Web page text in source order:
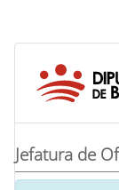
Jefatura de